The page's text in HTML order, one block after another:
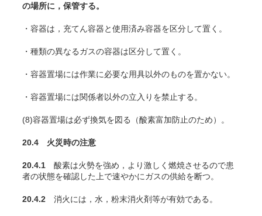
の場所に，保管する。
・容器は，充てん容器と使用済み容器を区分して置く。
・種類の異なるガスの容器は区分して置く。
・容器置場には作業に必要な用具以外のものを置かない。
・容器置場には関係者以外の立入りを禁止する。
(8)容器置場は必ず換気を図る（酸素富加防止のため）。
20.4 火災時の注意
20.4.1 酸素は火勢を強め，より激しく燃焼させるので患
者の状態を確認した上で速やかにガスの供給を断つ。
20.4.2 消火には，水，粉末消火剤等が有効である。